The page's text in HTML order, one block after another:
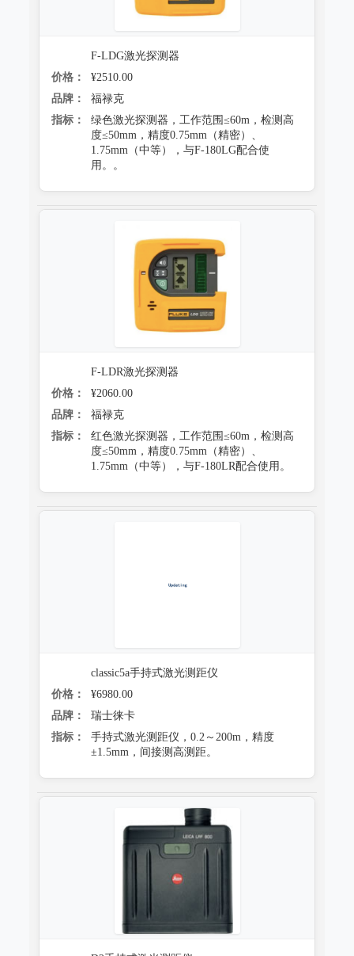
F-LDG激光探测器
价格：
¥2510.00
品牌：
福禄克
指标：
绿色激光探测器，工作范围≤60m，检测高
度≤50mm，精度0.75mm（精密）、
1.75mm（中等），与F-180LG配合使
用。。
F-LDR激光探测器
价格：
¥2060.00
品牌：
福禄克
指标：
红色激光探测器，工作范围≤60m，检测高
度≤50mm，精度0.75mm（精密）、
1.75mm（中等），与F-180LR配合使用。
classic5a手持式激光测距仪
价格：
¥6980.00
品牌：
瑞士徕卡
指标：
手持式激光测距仪，0.2～200m，精度
±1.5mm，间接测高测距。